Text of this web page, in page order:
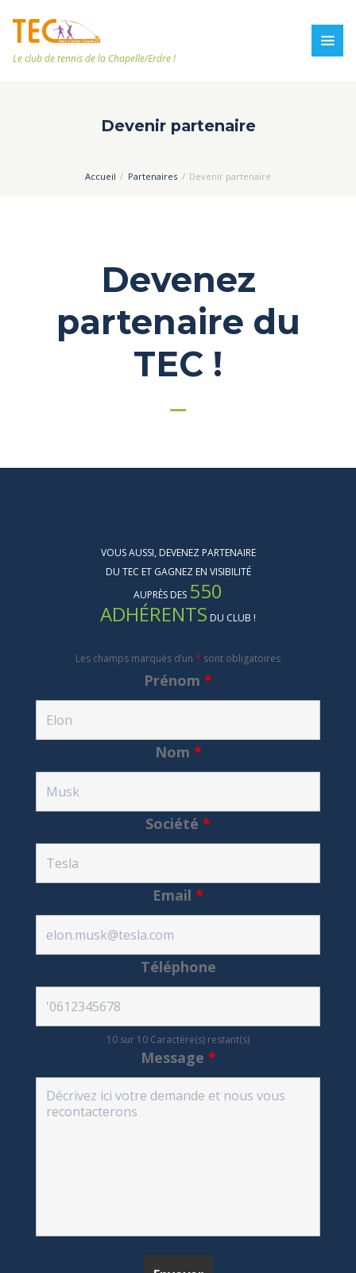
Le club de tennis de la Chapelle/Erdre !
Devenir partenaire
Accueil Partenaires Devenir partenaire
Devenez
partenaire du
TEC !
VOUS AUSSI, DEVENEZ PARTENAIRE
DU TEC ET GAGNEZ EN VISIBILITÉ
AUPRÈS DES 550
ADHÉRENTS DU CLUB !
Les champs marqués d’un * sont obligatoires
Prénom *
Nom *
Société *
Email *
Téléphone
10 sur 10 Caractère(s) restant(s)
Message *